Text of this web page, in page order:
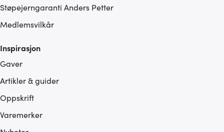
Støpejerngaranti Anders Petter
Medlemsvilkår
Inspirasjon
Gaver
Artikler & guider
Oppskrift
Varemerker